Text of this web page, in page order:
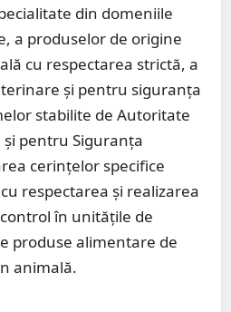
din domeniile
a produselor de origine
cu respectarea strictă, a
și pentru siguranța
stabilite de Autoritate
pentru Siguranța
cerințelor specifice
respectarea și realizarea
în unitățile de
produse alimentare de
animală.